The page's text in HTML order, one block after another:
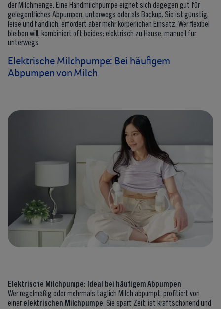
der Milchmenge. Eine Handmilchpumpe eignet sich dagegen gut für
gelegentliches Abpumpen, unterwegs oder als Backup. Sie ist günstig,
leise und handlich, erfordert aber mehr körperlichen Einsatz. Wer flexibel
bleiben will, kombiniert oft beides: elektrisch zu Hause, manuell für
unterwegs.
Elektrische Milchpumpe: Bei häufigem
Abpumpen von Milch
Elektrische Milchpumpe: Ideal bei häufigem Abpumpen
Wer regelmäßig oder mehrmals täglich Milch abpumpt, profitiert von
einerelektrischen Milchpumpe . Sie spart Zeit, ist kraftschonend und